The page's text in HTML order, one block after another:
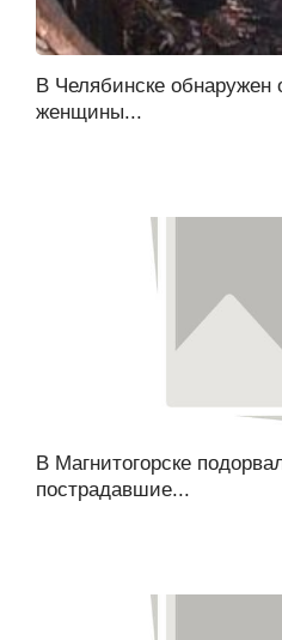
В Челябинске обнаружен
женщины...
В Магнитогорске
пострадавшие...